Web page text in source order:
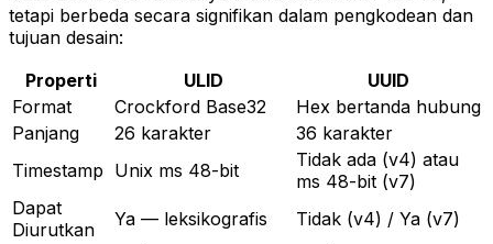
tetapi berbeda secara signifikan dalam pengkodean dan
tujuan desain:
Properti
ULID
UUID
Format
Crockford Base32
Hex bertanda hubung
Panjang
26 karakter
36 karakter
Timestamp Unix ms 48-bit
Tidak ada (v4) atau
ms 48-bit (v7)
Dapat
Diurutkan
Ya — leksikografis Tidak (v4) / Ya (v7)